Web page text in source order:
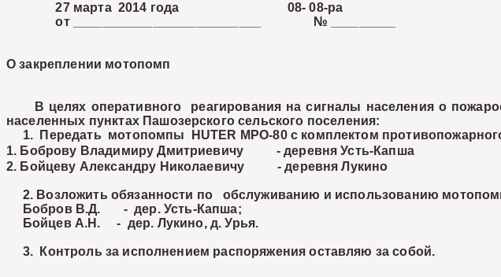
27 марта 2014 года 08- 08-ра
от __________________________ № _________
О закреплении мотопомп
В целях оперативного реагирования на сигналы населения о
населенных пунктах Пашозерского сельского поселения:
1. Передать мотопомпы HUTER MPO-80 c комплектом
1. Боброву Владимиру Дмитриевичу - деревня Усть-Капша
2. Бойцеву Александру Николаевичу - деревня Лукино
2. Возложить обязанности по обслуживанию и использованию
Бобров В.Д. -дер. Усть-Капша;
Бойцев А.Н. - дер. Лукино, д. Урья.
3. Контроль за исполнением распоряжения оставляю за собой.